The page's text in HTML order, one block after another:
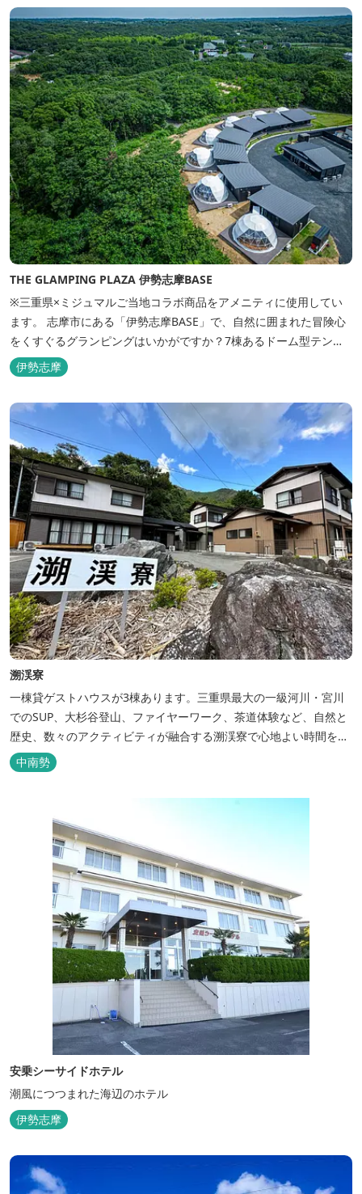
THE GLAMPING PLAZA 伊勢志摩BASE
※三重県×ミジュマルご当地コラボ商品をアメニティに使用してい
ます。 志摩市にある「伊勢志摩BASE」で、自然に囲まれた冒険心
をくすぐるグランピングはいかがですか？7棟あるドーム型テント
での宿泊やFREE BARのサービス、伊勢志摩の特産を使ったBBQ
が、楽しいひとときを演出します。温暖な伊勢志摩で、特別なリゾ
ートのひとときを。
伊勢志摩
溯渓寮
一棟貸ゲストハウスが3棟あります。三重県最大の一級河川・宮川
でのSUP、大杉谷登山、ファイヤーワーク、茶道体験など、自然と
歴史、数々のアクティビティが融合する溯渓寮で心地よい時間をお
過ごしください。 溯渓寮A棟は、22㎡の広々としたLDKを有する清
潔な宿泊棟です。大きな窓からは四季折々の美しい風景を眺望で
き、夏場はウッドデッキ、冬場は薪ストーブと、季節を感じながら
中南勢
安乗シーサイドホテル
潮風につつまれた海辺のホテル
伊勢志摩